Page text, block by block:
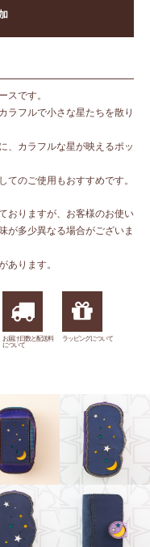
スです。
ラフルで小さな星たちを散り
、カラフルな星が映えるポッ
てのご使用もおすすめです。
おりますが、お客様のお使い
が多少異なる場合がございま
あります。
お届け日数と配送料
について
ラッピングについて